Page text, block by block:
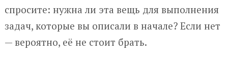
спросите: нужна ли эта вещь для выполнения
задач, которые вы описали в начале? Если нет
— вероятно, её не стоит брать.